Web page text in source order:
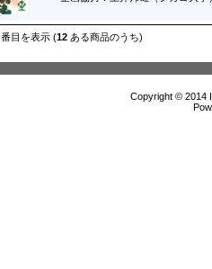
番目を表示 (12 ある商品のうち)
Copyright © 2014